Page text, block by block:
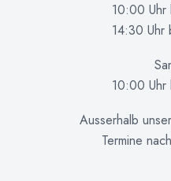
10:00 Uhr
14:30 Uhr
10:00 Uhr
Ausserhalb
Termine